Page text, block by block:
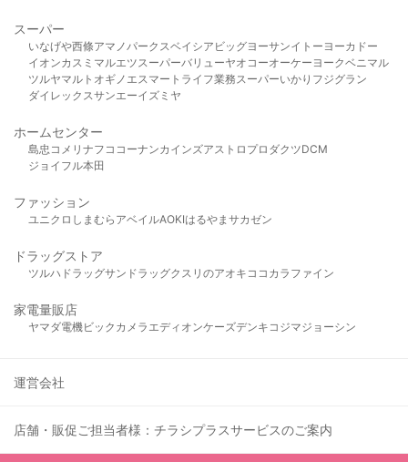
スーパー
いなげや西條アマノパークスベイシア ビッグヨーサンイトーヨーカドー
イオンカスミ マルエツスーパーバリューヤオコーオーケー ヨークベニマル
ツルヤマルト オギノ エスマート ライフ業務スーパーいかり フジグラン
ダイレックスサンエーイズミヤ
ホームセンター
島忠 コメリ ナフコ コーナンカインズアストロプロダクツDCM
ジョイフル本田
ファッション
ユニクロ しまむら アベイルAOKIはるやま サカゼン
ドラッグストア
ツルハドラッグサンドラッグクスリのアオキ ココカラファイン
家電量販店
ヤマダ電機ビックカメラ エディオンケーズデンキ コジマジョーシン
運営会社
店舗・販促ご担当者様：チラシプラスサービスのご案内